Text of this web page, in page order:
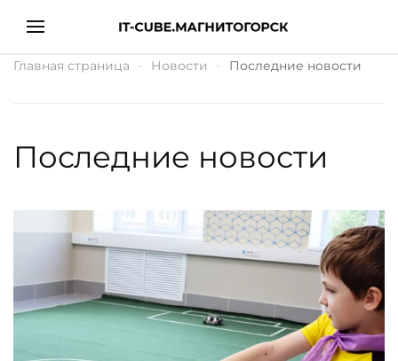
Главная страница Новости Последние новости
Последние новости